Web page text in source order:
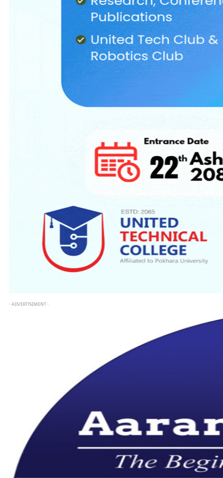
- ADVERTISEMENT -